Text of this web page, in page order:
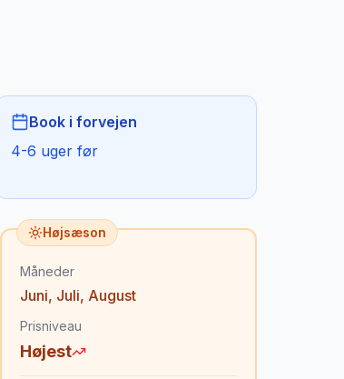
Book i forvejen
4-6 uger før
Højsæson
Måneder
Juni, Juli, August
Prisniveau
Højest